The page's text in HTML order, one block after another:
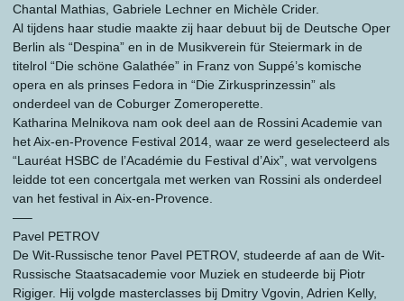
Chantal Mathias, Gabriele Lechner en Michèle Crider.
Al tijdens haar studie maakte zij haar debuut bij de Deutsche Oper
Berlin als “Despina” en in de Musikverein für Steiermark in de
titelrol “Die schöne Galathée” in Franz von Suppé’s komische
opera en als prinses Fedora in “Die Zirkusprinzessin” als
onderdeel van de Coburger Zomeroperette.
Katharina Melnikova nam ook deel aan de Rossini Academie van
het Aix-en-Provence Festival 2014, waar ze werd geselecteerd als
“Lauréat HSBC de l’Académie du Festival d’Aix”, wat vervolgens
leidde tot een concertgala met werken van Rossini als onderdeel
van het festival in Aix-en-Provence.
—–
Pavel PETROV
De Wit-Russische tenor Pavel PETROV, studeerde af aan de Wit-
Russische Staatsacademie voor Muziek en studeerde bij Piotr
Rigiger. Hij volgde masterclasses bij Dmitry Vgovin, Adrien Kelly,